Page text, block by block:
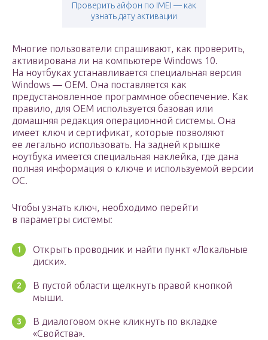
Проверить айфон по IMEI — как
узнать дату активации
Многие пользователи спрашивают, как проверить,
активирована ли на компьютере Windows 10.
На ноутбуках устанавливается специальная версия
Windows — OEM. Она поставляется как
предустановленное программное обеспечение. Как
правило, для OEM используется базовая или
домашняя редакция операционной системы. Она
имеет ключ и сертификат, которые позволяют
ее легально использовать. На задней крышке
ноутбука имеется специальная наклейка, где дана
полная информация о ключе и используемой версии
ОС.
Чтобы узнать ключ, необходимо перейти
в параметры системы:
Открыть проводник и найти пункт «Локальные
диски».
В пустой области щелкнуть правой кнопкой
мыши.
В диалоговом окне кликнуть по вкладке
«Свойства».